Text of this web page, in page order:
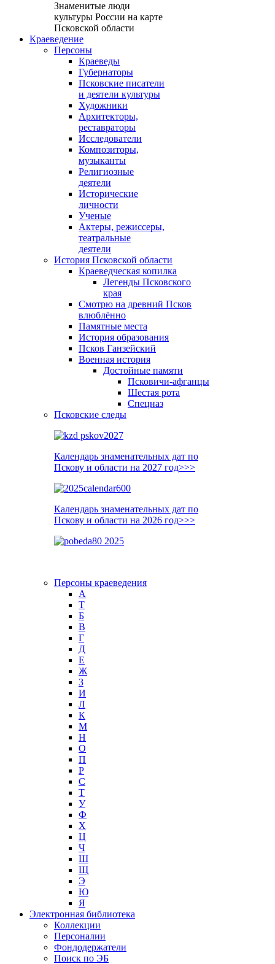
Знаменитые люди
культуры России на карте
Псковской области
Краеведение
Персоны
Краеведы
Губернаторы
Псковские писатели
и деятели культуры
Художники
Архитекторы,
реставраторы
Исследователи
Композиторы,
музыканты
Религиозные
деятели
Исторические
личности
Ученые
Актеры, режиссеры,
театральные
деятели
История Псковской области
Краеведческая копилка
Легенды Псковского
края
Смотрю на древний Псков
влюблённо
Памятные места
История образования
Псков Ганзейский
Военная история
Достойные памяти
Псковичи-афганцы
Шестая рота
Спецназ
Псковские следы
Календарь знаменательных дат по
Пскову и области на 2027 год>>>
Календарь знаменательных дат по
Пскову и области на 2026 год>>>
Персоны краеведения
А
T
Б
В
Г
Д
Е
Ж
З
И
Л
К
М
Н
О
П
Р
С
Т
У
Ф
Х
Ц
Ч
Ш
Щ
Э
Ю
Я
Электронная библиотека
Коллекции
Персоналии
Фондодержатели
Поиск по ЭБ